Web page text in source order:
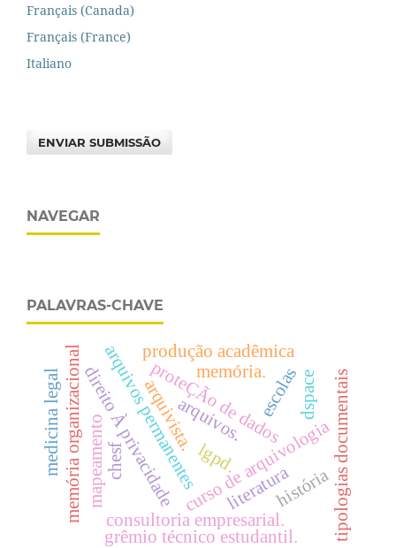
Français (Canada)
Français (France)
Italiano
ENVIAR SUBMISSÃO
NAVEGAR
PALAVRAS-CHAVE
curso de arquivologia
arquivos permanentes
proteÇÃo de dados
direito À privacidade lgpd.
consultoria empresarial.
memória organizacional produção acadêmica
mapeamento literatura
arquivista.
memória.
grêmio técnico estudantil.
escolas
medicina legal tipologias documentais
arquivos.
chesf
história
dspace